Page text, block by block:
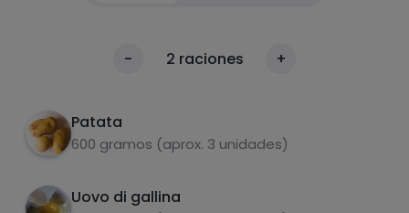
- 2 raciones +
Patata
600 gramos (aprox. 3 unidades)
Uovo di gallina
Sbucciare le patate e preparare le fette di
cipolla e le strisce di cipolla.
Friggere le patate in abbondante olio e
cuocerle a metà cottura. Aggiungere la
cipolla e il peperone
3 Friggere insieme finché le patate non sono